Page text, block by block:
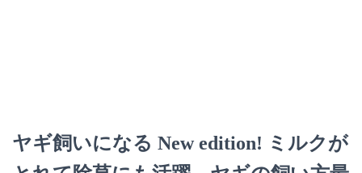
ヤギ飼いになる New edition! ミルクが